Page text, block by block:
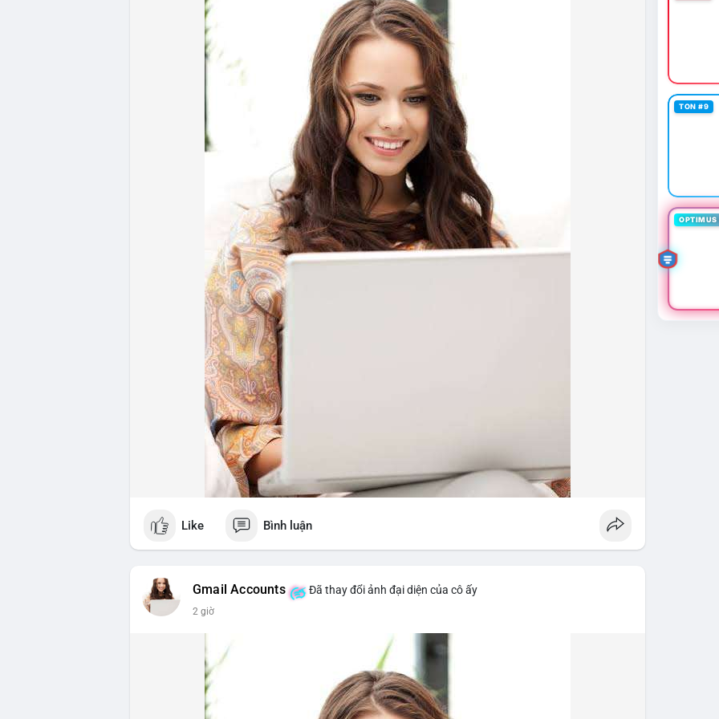
- Quy định & Pháp lý: Brazil công bố quy định mới có hiệu lực từ 1/1/2027, yêu cầu tạm dừng
24h đối với các giao dịch crypto trên 10.000 USD chuyển sang nhà cung cấp nước ngoài
hoặc ví tự quản. Fork BIP-110 của Bitcoin khai thác thành công 2 block rồi dừng do thiếu
hashpower, khoảng cách giữa các block kéo dài nhiều giờ.
Lời khuyên từ chuyên gia: Thị trường đang trong giai đoạn tích lũy với tâm lý sợ hãi chiếm
ưu thế. Nhà đầu tư nên tránh FOMO, tập trung quản trị rủi ro và chờ đợi tín hiệu rõ ràng hơn
từ dòng vốn ETF (tuần tốt nhất kể từ tháng 4 với 1 tỷ USD) trước khi gia tăng vị thế.
Xem chi tiết các bài viết đầy đủ tại dòng thời gian của Vlike.vn!
#feargreedindex #bip110fork #brazilcryptoregulation
Like Bình luận
Gmail Accounts Đã thay đổi ảnh đại diện của cô ấy
2 giờ
TON #9
OPTIMUS